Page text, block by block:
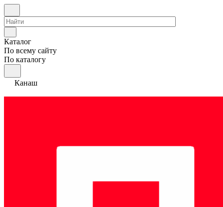
Каталог
По всему сайту
По каталогу
Канаш